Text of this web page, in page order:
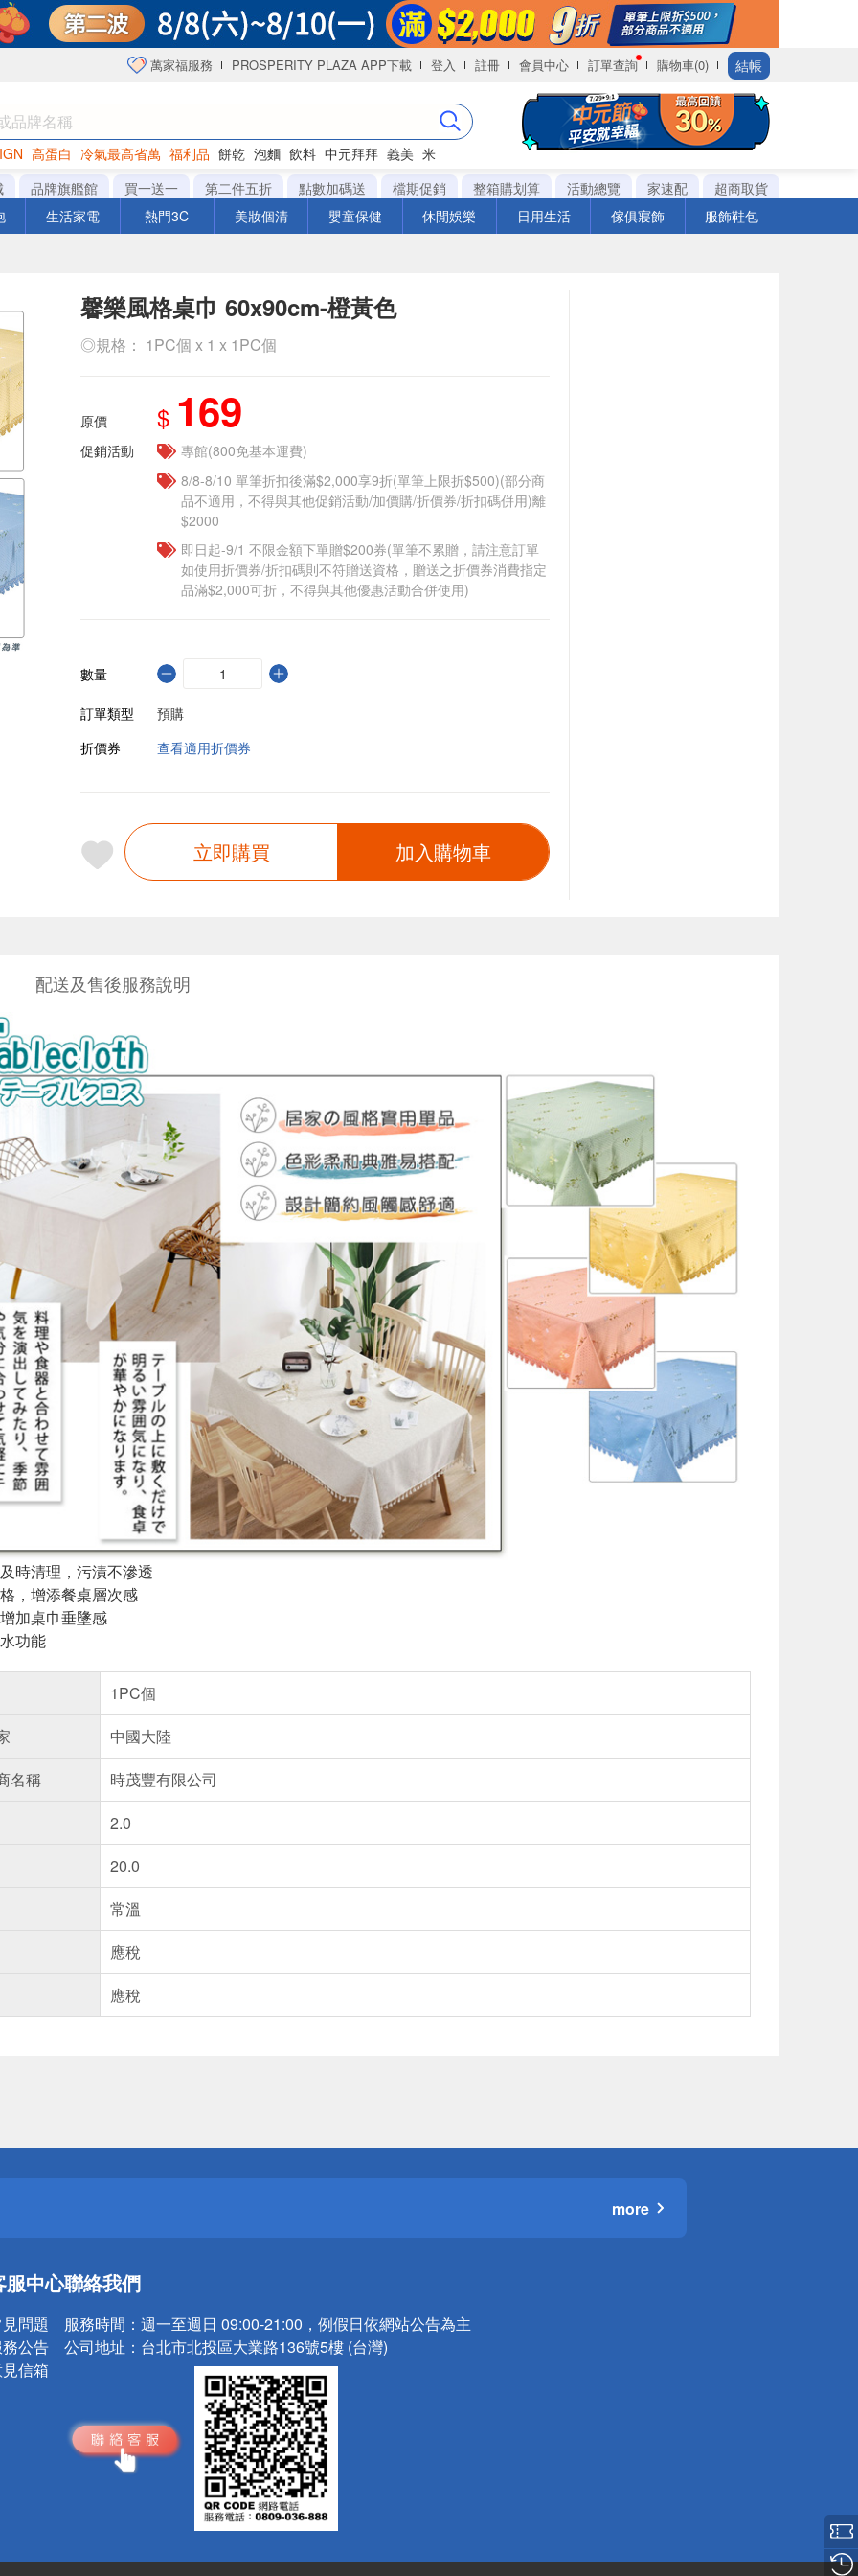
萬家福服務 PROSPERITY PLAZA APP下載 登入 註冊 會員中心 訂單查詢 購物車(0) 結帳
高蛋白 冷氣最高省萬 福利品 餅乾 泡麵 飲料 中元拜拜 義美 米
海苔
品牌旗艦館 買一送一 第二件五折 點數加碼送 檔期促銷 整箱購划算 活動總覽 家速配
超商取貨
生活家電 熱門3C 美妝個清 嬰童保健 休閒娛樂 日用生活 傢俱寢飾 服飾鞋包
馨樂風格桌巾 60x90cm-橙黃色
◎規格： 1PC個 x 1 x 1PC個
原價 $ 169
促銷活動
專館(800免基本運費)
8/8-8/10 單筆折扣後滿$2,000享9折(單筆上限折$500)(部分商
品不適用，不得與其他促銷活動/加價購/折價券/折扣碼併用)離
$2000
即日起-9/1 不限金額下單贈$200券(單筆不累贈，請注意訂單
如使用折價券/折扣碼則不符贈送資格，贈送之折價券消費指定
品滿$2,000可折，不得與其他優惠活動合併使用)
數量
訂單類型
預購
折價券
查看適用折價券
立即購買 加入購物車
配送及售後服務說明
時清理，污漬不滲透
，增添餐桌層次感
加桌巾垂墬感
功能
1PC個
中國大陸
名稱
時茂豐有限公司
2.0
20.0
常溫
應稅
應稅
小心！
小心！
more
服中心
問題
公告
信箱
聯絡我們
服務時間： 週一至週日 09:00-21:00，例假日依網站公告為主
公司地址： 台北市北投區大業路136號5樓 (台灣)